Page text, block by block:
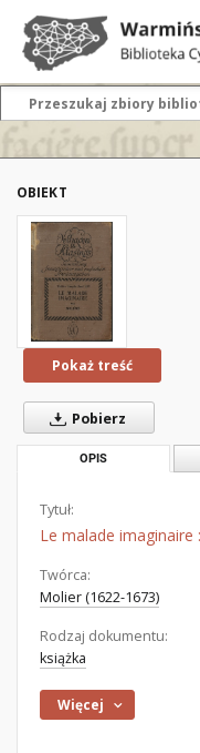
OBIEKT
Pokaż treść
Pobierz
OPIS
Tytuł:
Le malade
Twórca:
Molier (1622-1673)
Rodzaj dokumentu:
książka
Więcej